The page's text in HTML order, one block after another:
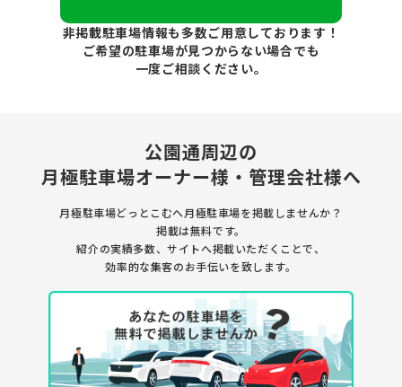
非掲載駐車場情報も多数ご用意しております！
ご希望の駐車場が見つからない場合でも
一度ご相談ください。
公園通周辺の
月極駐車場オーナー様・管理会社様へ
月極駐車場どっとこむへ月極駐車場を掲載しませんか？
掲載は無料です。
紹介の実績多数、サイトへ掲載いただくことで、
効率的な集客のお手伝いを致します。